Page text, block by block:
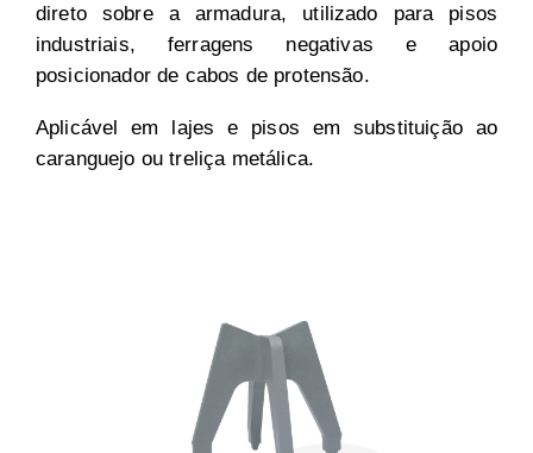
direto sobre a armadura, utilizado para pisos
industriais, ferragens negativas e apoio
posicionador de cabos de protensão.
Aplicável em lajes e pisos em substituição ao
caranguejo ou treliça metálica.